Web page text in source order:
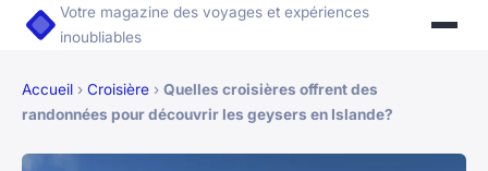
Votre magazine des voyages et expériences
inoubliables
Accueil › Croisière › Quelles croisières offrent des
randonnées pour découvrir les geysers en Islande?